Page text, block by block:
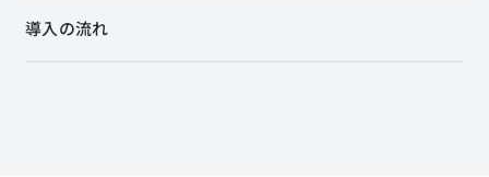
導入の流れ